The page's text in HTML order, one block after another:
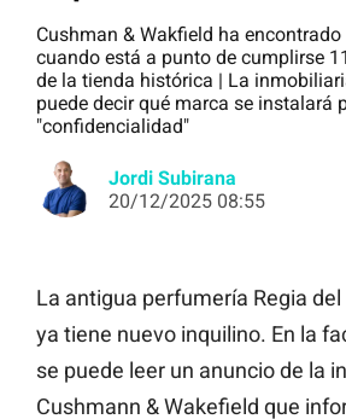
Cushman & Wakfield ha
cuando está a punto de cumplirse
de la tienda histórica | La
puede decir qué marca se instalará
"confidencialidad"
Jordi Subirana
20/12/2025 08:55
La antigua perfumería Regia
ya tiene nuevo inquilino. En la
se puede leer un anuncio de la
Cushmann & Wakefield que